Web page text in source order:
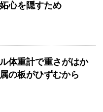
心を隠すため
体重計で重さがはか
の板がひずむから